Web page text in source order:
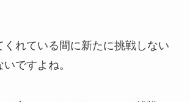
くれている間に新たに挑戦しない
ですよね。